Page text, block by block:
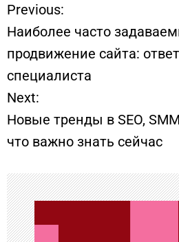
Н
а
в
и
г
а
ц
Previous:
Наиболее часто
продвижение сайта:
специалиста
Next:
Новые тренды в SEO,
что важно знать сейчас